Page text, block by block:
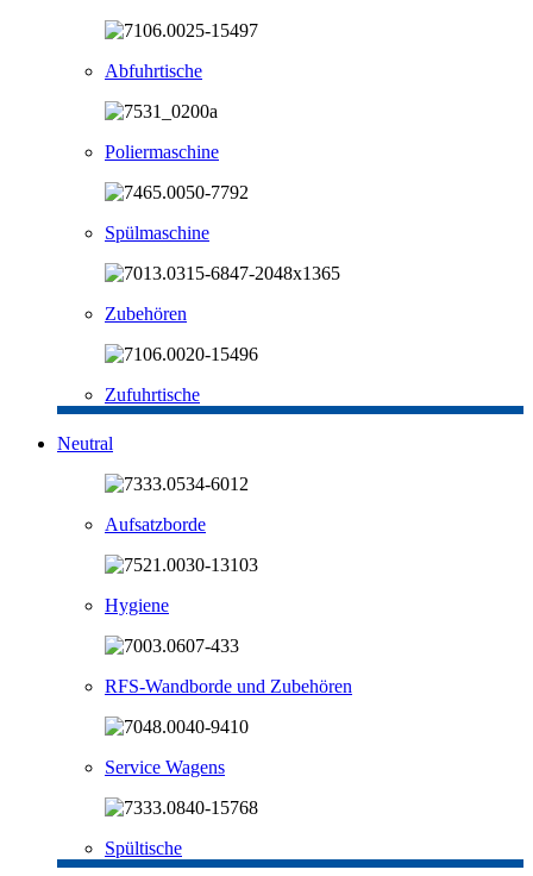
Abfuhrtische
Poliermaschine
Spülmaschine
Zubehören
Zufuhrtische
Neutral
Aufsatzborde
Hygiene
RFS-Wandborde und Zubehören
Service Wagens
Spültische